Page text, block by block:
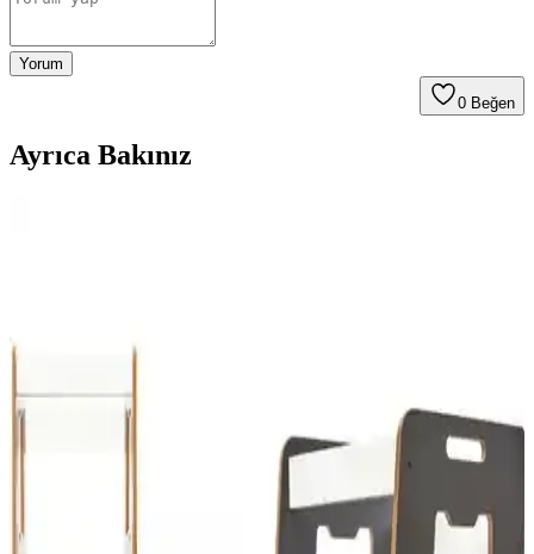
Yorum
0 Beğen
Ayrıca Bakınız
kullanım alanlarını detaylı şekilde inceliyor.
Palmiye Hobi Sanat Kırtasiye Sayılarla Boyama
Setleri Karşılaştırması ve Detaylı İnceleme
Palmiye Hobi Sanat kırtasiye'nin Kayık ve Sahil Kasabası temalı
sayılarla boyama setleri detaylı karşılaştırması. Her iki ürünün
özellikleri, kullanıcı yorumları ve avantajlarıyla hangi setin size
uygun olduğunu keşfedin.